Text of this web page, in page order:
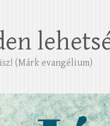
(Márk evangélium)